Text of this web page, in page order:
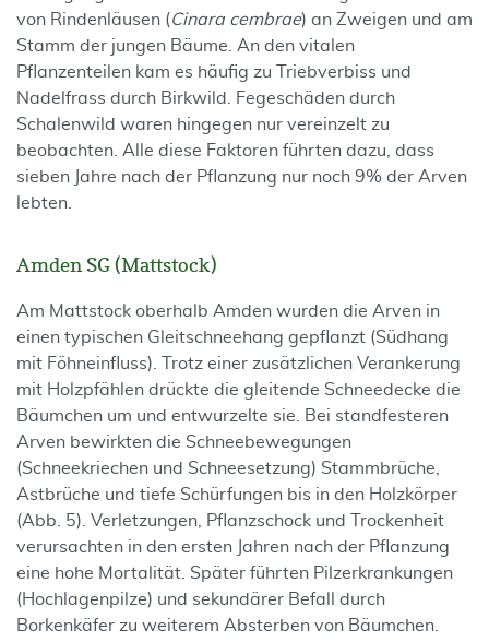
von Rindenläusen (Cinara cembrae) an Zweigen und am
Stamm der jungen Bäume. An den vitalen
Pflanzenteilen kam es häufig zu Triebverbiss und
Nadelfrass durch Birkwild. Fegeschäden durch
Schalenwild waren hingegen nur vereinzelt zu
beobachten. Alle diese Faktoren führten dazu, dass
sieben Jahre nach der Pflanzung nur noch 9% der Arven
lebten.
Amden SG (Mattstock)
Am Mattstock oberhalb Amden wurden die Arven in
einen typischen Gleitschneehang gepflanzt (Südhang
mit Föhneinfluss). Trotz einer zusätzlichen Verankerung
mit Holzpfählen drückte die gleitende Schneedecke die
Bäumchen um und entwurzelte sie. Bei standfesteren
Arven bewirkten die Schneebewegungen
(Schneekriechen und Schneesetzung) Stammbrüche,
Astbrüche und tiefe Schürfungen bis in den Holzkörper
(Abb. 5). Verletzungen, Pflanzschock und Trockenheit
verursachten in den ersten Jahren nach der Pflanzung
eine hohe Mortalität. Später führten Pilzerkrankungen
(Hochlagenpilze) und sekundärer Befall durch
Borkenkäfer zu weiterem Absterben von Bäumchen.